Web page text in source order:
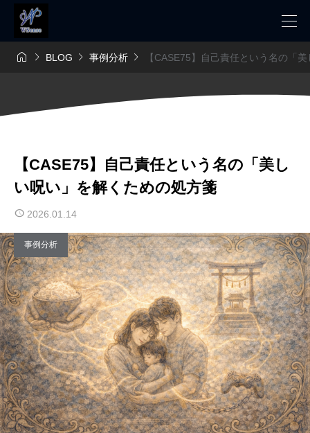
  BLOG  事例分析  【CASE75】自己責任という名の「
【CASE75】自己責任という名の「美し
い呪い」を解くための処方箋
2026.01.14
事例分析